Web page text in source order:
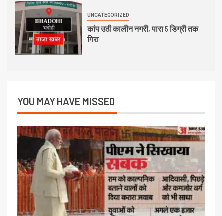
UNCATEGORIZED
कांप उठी कालीन नगरी, पारा 5 डिग्री तक
गिरा
YOU MAY HAVE MISSED